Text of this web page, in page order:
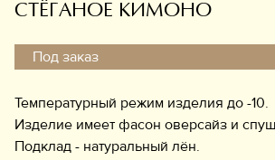
Информация
СТЁГАНОЕ КИМОНО
Под заказ
Температурный режим изделия до -10.
Изделие имеет фасон оверсайз и
Подклад - натуральный лён.